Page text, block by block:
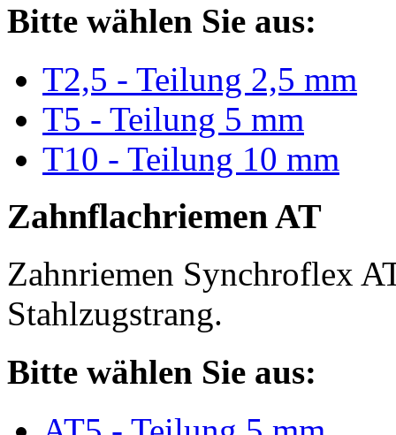
Bitte wählen Sie aus:
T2,5 - Teilung 2,5 mm
T5 - Teilung 5 mm
T10 - Teilung 10 mm
Zahnflachriemen AT
Zahnriemen Synchroflex
Stahlzugstrang.
Bitte wählen Sie aus: